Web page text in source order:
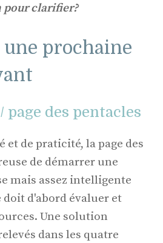
pour clarifier?
une prochaine
page des pentacles
et de praticité, la page des
de démarrer une
mais assez intelligente
d'abord évaluer et
Une solution
dans les quatre